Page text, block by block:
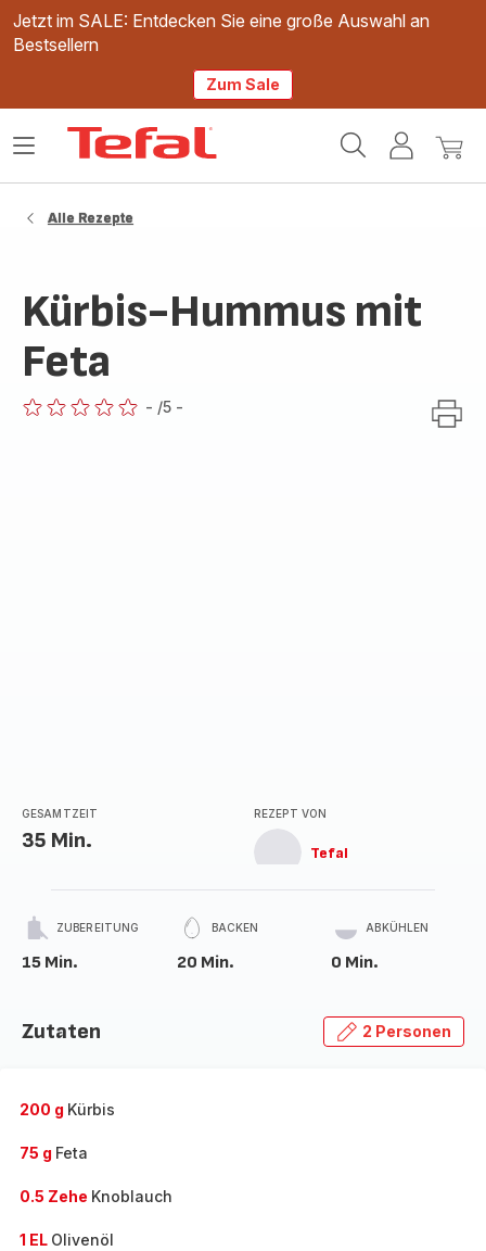
Jetzt im SALE: Entdecken Sie eine große Auswahl an
Bestsellern
Zum Sale
Mein
Mein
Das
Alle Rezepte
Kürbis-Hummus mit
Feta
- /5 -
GESAMTZEIT
35 Min.
REZEPT VON
Tefal
ZUBEREITUNG
15 Min.
BACKEN
20 Min.
ABKÜHLEN
0 Min.
Zutaten 2 Personen
200 g Kürbis
75 g Feta
0.5 Zehe Knoblauch
1 EL Olivenöl